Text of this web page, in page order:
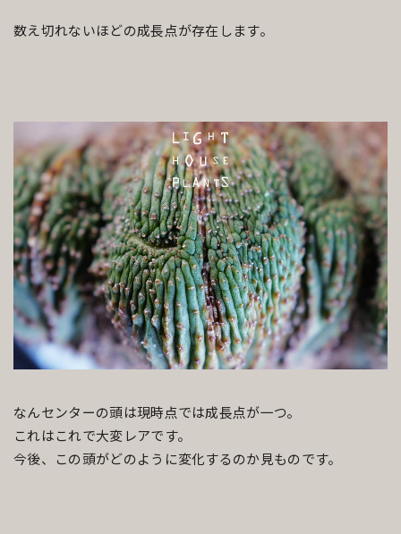
数え切れないほどの成長点が存在します。
なんセンターの頭は現時点では成長点が一つ。
これはこれで大変レアです。
今後、この頭がどのように変化するのか見ものです。